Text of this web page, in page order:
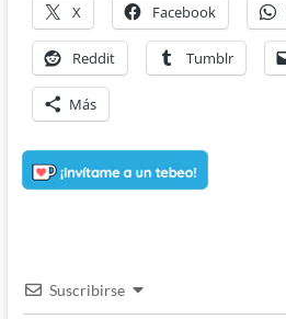
X Facebook
Reddit Tumblr
Más
Suscribirse